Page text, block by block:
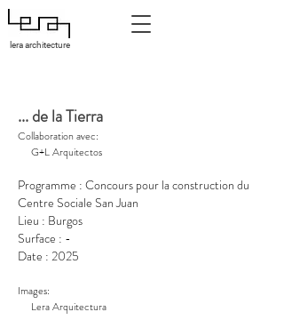
lera architecture
... de la Tierra
Collaboration avec:
G+L Arquitectos
Programme : Concours pour la construction du
Centre Sociale San Juan
Lieu : Burgos
Surface : -
Date : 2025
Images:
Lera Arquitectura